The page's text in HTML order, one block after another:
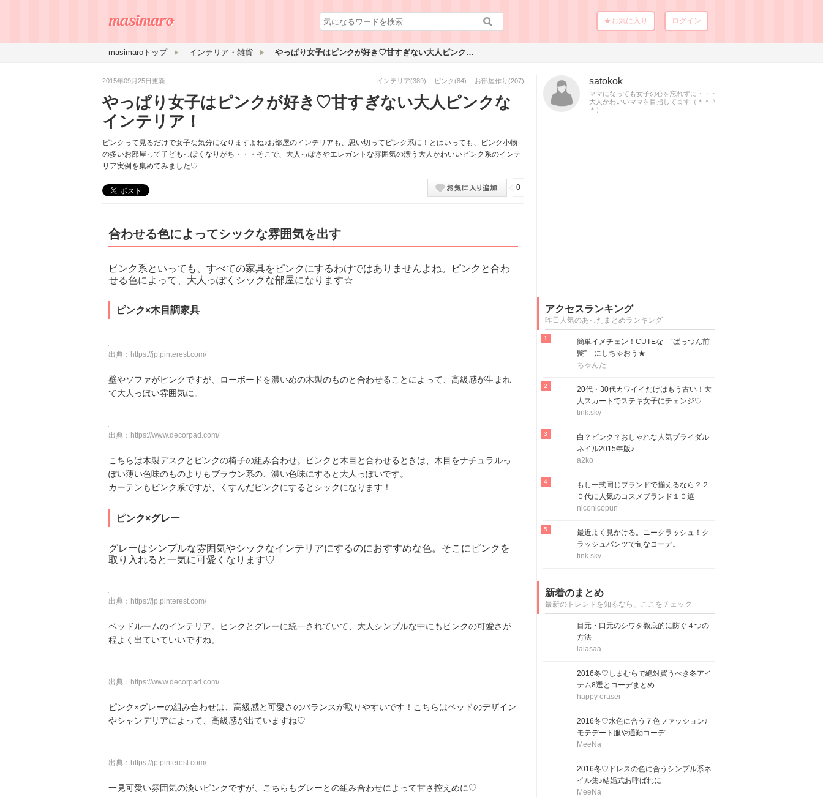
★お気に入り ログイン
masimaroトップ インテリア・雑貨 やっぱり女子はピンクが好き♡甘すぎない大人ピンクなインテリア！
2015年09月25日更新 インテリア(389) ピンク(84) お部屋作り (207)
やっぱり女子はピンクが好き♡甘すぎない大人ピンクな
インテリア！
ピンクって見るだけで女子な気分になりますよね♪お部屋のインテリアも、思い切ってピンク系に！とはいっても、ピンク小物
の多いお部屋って子どもっぽくなりがち・・・そこで、大人っぽさやエレガントな雰囲気の漂う大人かわいいピンク系のインテ
リア実例を集めてみました♡
0
合わせる色によってシックな雰囲気を出す
ピンク系といっても、すべての家具をピンクにするわけではありませんよね。ピンクと合わ
せる色によって、大人っぽくシックな部屋になります☆
ピンク×木目調家具
出典： https://jp.pinterest.com/
壁やソファがピンクですが、ローボードを濃いめの木製のものと合わせることによって、高級感が生まれ
て大人っぽい雰囲気に。
出典： https://www.decorpad.com/
こちらは木製デスクとピンクの椅子の組み合わせ。ピンクと木目と合わせるときは、木目をナチュラルっ
ぽい薄い色味のものよりもブラウン系の、濃い色味にすると大人っぽいです。
カーテンもピンク系ですが、くすんだピンクにするとシックになります！
ピンク×グレー
グレーはシンプルな雰囲気やシックなインテリアにするのにおすすめな色。そこにピンクを
取り入れると一気に可愛くなります♡
出典： https://jp.pinterest.com/
ベッドルームのインテリア。ピンクとグレーに統一されていて、大人シンプルな中にもピンクの可愛さが
程よく出ていていいですね。
出典： https://www.decorpad.com/
ピンク×グレーの組み合わせは、高級感と可愛さのバランスが取りやすいです！こちらはベッドのデザイン
やシャンデリアによって、高級感が出ていますね♡
出典： https://jp.pinterest.com/
一見可愛い雰囲気の淡いピンクですが、こちらもグレーとの組み合わせによって甘さ控えめに♡
satokok
ママになっても女子の心を忘れずに・・・
大人かわいいママを目指してます（＊＾＾
＊）
アクセスランキング
昨日人気のあったまとめランキング
簡単イメチェン！CUTEな “ぱっつん前
髪” にしちゃおう★
ちゃんた
20代・30代カワイイだけはもう古い！大
人スカートでステキ女子にチェンジ♡
tink.sky
白？ピンク？おしゃれな人気ブライダル
ネイル2015年版♪
a2ko
もし一式同じブランドで揃えるなら？２
０代に人気のコスメブランド１０選
niconicopun
最近よく見かける。ニークラッシュ！ク
ラッシュパンツで旬なコーデ。
tink.sky
新着のまとめ
最新のトレンドを知るなら、ここをチェック
目元・口元のシワを徹底的に防ぐ４つの
方法
lalasaa
2016冬♡しまむらで絶対買うべき冬アイ
テム8選とコーデまとめ
happy eraser
2016冬♡水色に合う７色ファッション♪
モテデート服や通勤コーデ
MeeNa
2016冬♡ドレスの色に合うシンプル系ネ
イル集♪結婚式お呼ばれに
MeeNa